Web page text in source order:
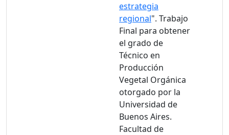
estrategia
regional". Trabajo
Final para obtener
el grado de
Técnico en
Producción
Vegetal Orgánica
otorgado por la
Universidad de
Buenos Aires.
Facultad de